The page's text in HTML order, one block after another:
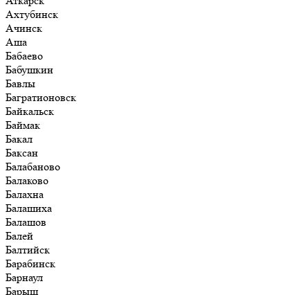
Ахтубинск
Ачинск
Аша
Бабаево
Бабушкин
Бавлы
Багратионовск
Байкальск
Баймак
Бакал
Баксан
Балабаново
Балаково
Балахна
Балашиха
Балашов
Балей
Балтийск
Барабинск
Барнаул
Барыш